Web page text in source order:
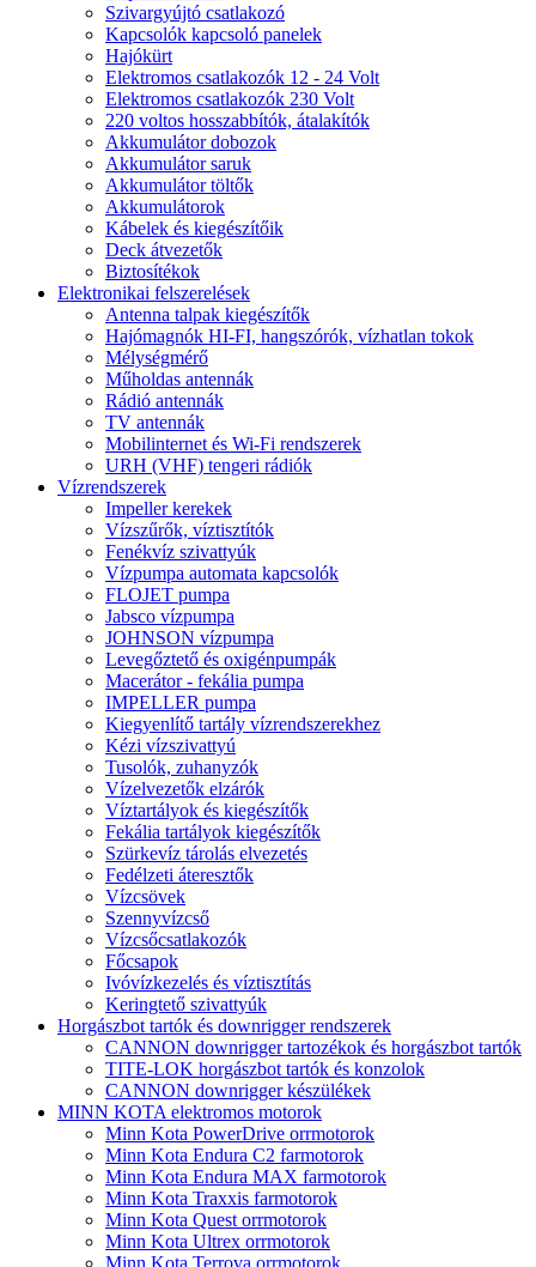
Szivargyújtó csatlakozó
Kapcsolók kapcsoló panelek
Hajókürt
Elektromos csatlakozók 12 - 24 Volt
Elektromos csatlakozók 230 Volt
220 voltos hosszabbítók, átalakítók
Akkumulátor dobozok
Akkumulátor saruk
Akkumulátor töltők
Akkumulátorok
Kábelek és kiegészítőik
Deck átvezetők
Biztosítékok
Elektronikai felszerelések
Antenna talpak kiegészítők
Hajómagnók HI-FI, hangszórók, vízhatlan tokok
Mélységmérő
Műholdas antennák
Rádió antennák
TV antennák
Mobilinternet és Wi-Fi rendszerek
URH (VHF) tengeri rádiók
Vízrendszerek
Impeller kerekek
Vízszűrők, víztisztítók
Fenékvíz szivattyúk
Vízpumpa automata kapcsolók
FLOJET pumpa
Jabsco vízpumpa
JOHNSON vízpumpa
Levegőztető és oxigénpumpák
Macerátor - fekália pumpa
IMPELLER pumpa
Kiegyenlítő tartály vízrendszerekhez
Kézi vízszivattyú
Tusolók, zuhanyzók
Vízelvezetők elzárók
Víztartályok és kiegészítők
Fekália tartályok kiegészítők
Szürkevíz tárolás elvezetés
Fedélzeti áteresztők
Vízcsövek
Szennyvízcső
Vízcsőcsatlakozók
Főcsapok
Ivóvízkezelés és víztisztítás
Keringtető szivattyúk
Horgászbot tartók és downrigger rendszerek
CANNON downrigger tartozékok és horgászbot tartók
TITE-LOK horgászbot tartók és konzolok
CANNON downrigger készülékek
MINN KOTA elektromos motorok
Minn Kota PowerDrive orrmotorok
Minn Kota Endura C2 farmotorok
Minn Kota Endura MAX farmotorok
Minn Kota Traxxis farmotorok
Minn Kota Quest orrmotorok
Minn Kota Ultrex orrmotorok